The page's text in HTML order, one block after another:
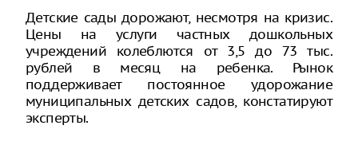
Детские сады дорожают, несмотря на кризис.
Цены на услуги частных дошкольных
учреждений колеблются от 3,5 до 73 тыс.
рублей в месяц на ребенка. Рынок
поддерживает постоянное удорожание
муниципальных детских садов, констатируют
эксперты.